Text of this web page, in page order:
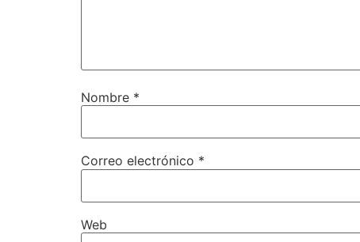
Nombre *
Correo electrónico *
Web